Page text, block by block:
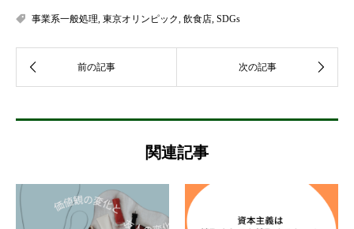
事業系一般処理, 東京オリンピック, 飲食店, SDGs
関連記事